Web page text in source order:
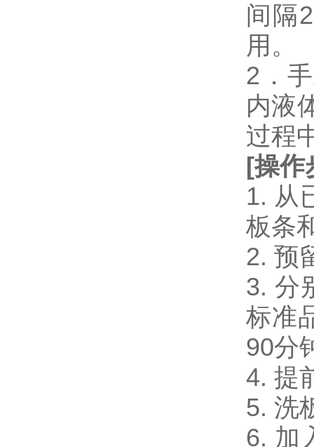
间隔
用。
2．
内液
过程
[操作
1. 从
板条
2. 预
3. 分
标准
90分
4. 提
5. 洗
6. 加